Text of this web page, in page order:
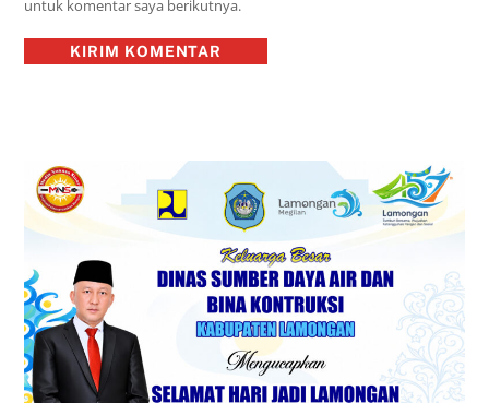
untuk komentar saya berikutnya.